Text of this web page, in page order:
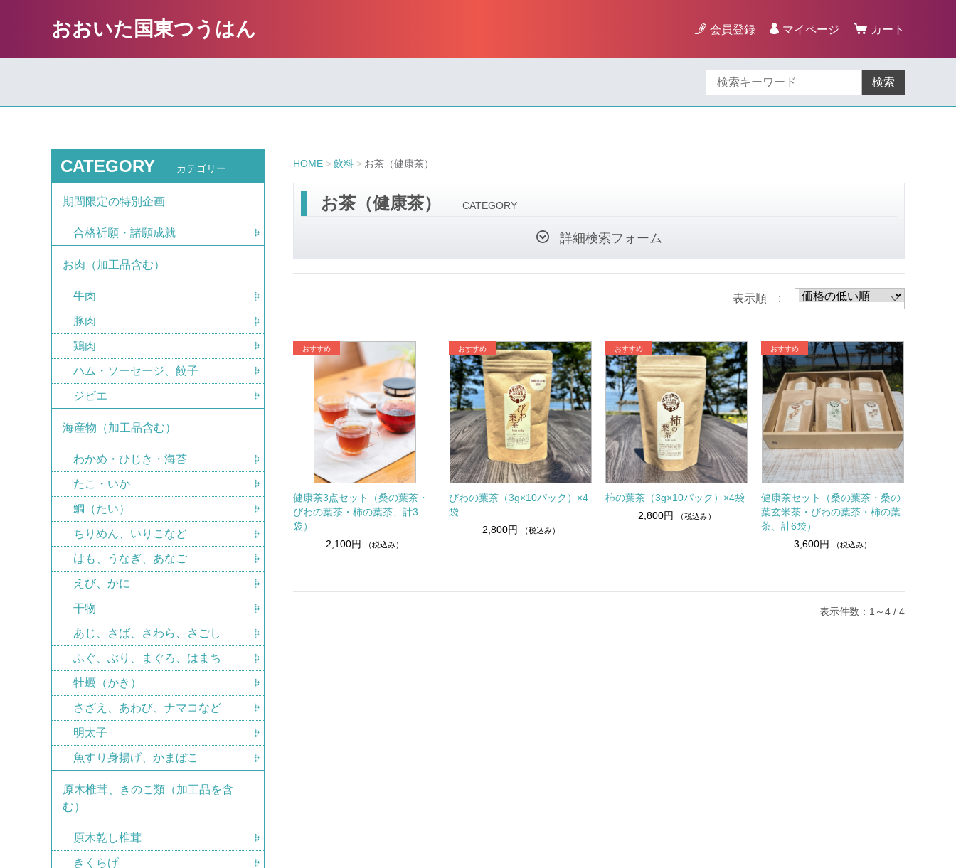
おおいた国東つうはん 会員登録 マイページ カート
検索
HOME 飲料 お茶（健康茶）
お茶（健康茶） CATEGORY
詳細検索フォーム
表示順 :
健康茶3点セット（桑の葉茶・
びわの葉茶・柿の葉茶、計3
袋）
2,100円
（税込み）
びわの葉茶（3g×10パック）×4
袋
2,800円
（税込み）
柿の葉茶（3g×10パック）×4袋
2,800円
（税込み）
健康茶セット（桑の葉茶・桑の
葉玄米茶・びわの葉茶・柿の葉
茶、計6袋）
3,600円
（税込み）
表示件数：1～4 / 4
CATEGORY カテゴリー
期間限定の特別企画
合格祈願・諸願成就
お肉（加工品含む）
牛肉
豚肉
鶏肉
ハム・ソーセージ、餃子
ジビエ
海産物（加工品含む）
わかめ・ひじき・海苔
たこ・いか
鯛（たい）
ちりめん、いりこなど
はも、うなぎ、あなご
えび、かに
干物
あじ、さば、さわら、さごし
ふぐ、ぶり、まぐろ、はまち
牡蠣（かき）
さざえ、あわび、ナマコなど
明太子
魚すり身揚げ、かまぼこ
原木椎茸、きのこ類（加工品を含
む）
原木乾し椎茸
きくらげ